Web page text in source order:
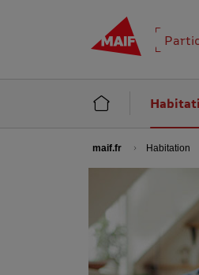
MAIF - Allez à
Accueil
maif.fr Habitation